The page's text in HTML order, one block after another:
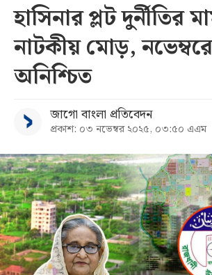
সর্বশেষ
সব
বিভাগ
আর্কাইভ
কনভার্টার
হাসিনার প্লট দুর্নীতির
নাটকীয় মোড়,
অনিশ্চিত
জাগো বাংলা প্রতিবেদন
প্রকাশ: ০৩ নভেম্বর ২০২৫, ০৩:৫০ এএম